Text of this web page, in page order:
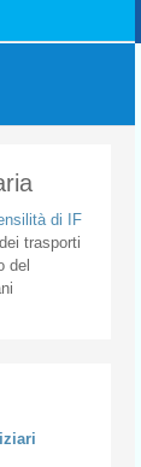
di IF
dei trasporti
del